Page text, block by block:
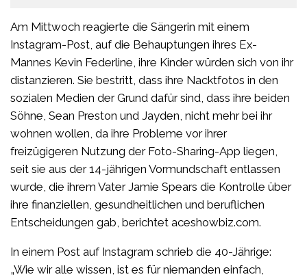
Am Mittwoch reagierte die Sängerin mit einem
Instagram-Post, auf die Behauptungen ihres Ex-
Mannes Kevin Federline, ihre Kinder würden sich von ihr
distanzieren. Sie bestritt, dass ihre Nacktfotos in den
sozialen Medien der Grund dafür sind, dass ihre beiden
Söhne, Sean Preston und Jayden, nicht mehr bei ihr
wohnen wollen, da ihre Probleme vor ihrer
freizügigeren Nutzung der Foto-Sharing-App liegen,
seit sie aus der 14-jährigen Vormundschaft entlassen
wurde, die ihrem Vater Jamie Spears die Kontrolle über
ihre finanziellen, gesundheitlichen und beruflichen
Entscheidungen gab, berichtet aceshowbiz.com.
In einem Post auf Instagram schrieb die 40-Jährige:
„Wie wir alle wissen, ist es für niemanden einfach,